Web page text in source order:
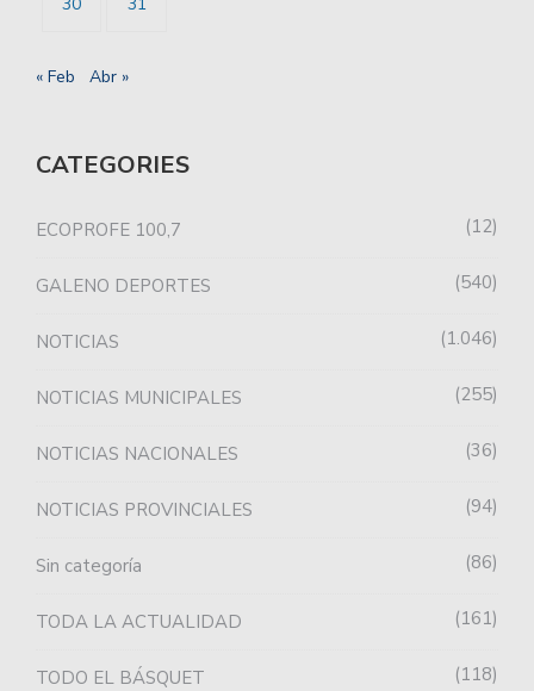
« Feb Abr »
CATEGORIES
ECOPROFE 100,7 12
GALENO DEPORTES 540
NOTICIAS 1.046
NOTICIAS MUNICIPALES 255
NOTICIAS NACIONALES 36
NOTICIAS PROVINCIALES 94
Sin categoría 86
TODA LA ACTUALIDAD 161
TODO EL BÁSQUET 118